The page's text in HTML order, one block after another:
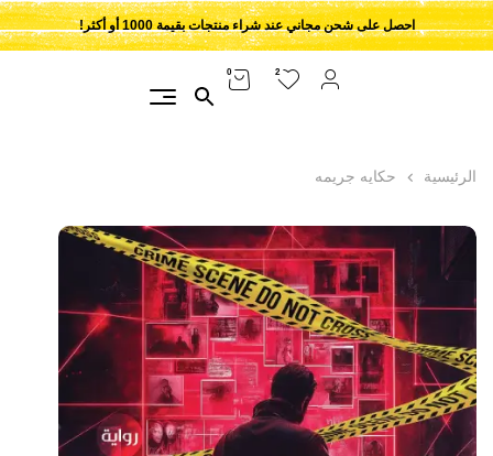
احصل على شحن مجاني عند شراء منتجات بقيمة 1000 أو أكثر!
2
0
الرئيسية حكايه جريمه